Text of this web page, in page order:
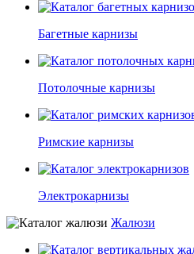
Багетные карнизы
Потолочные карнизы
Римские карнизы
Электрокарнизы
Жалюзи